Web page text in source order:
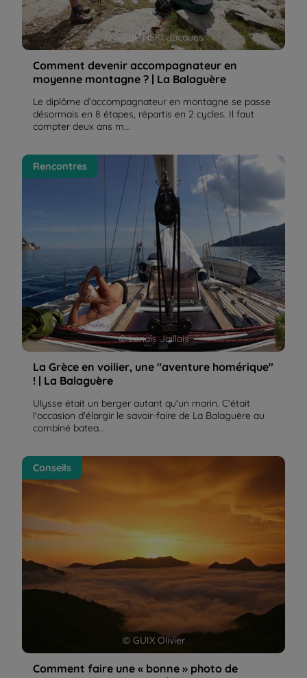
© SIERPINSKI Jacques
Comment devenir accompagnateur en
moyenne montagne ? | La Balaguère
Le diplôme d’accompagnateur en montagne se passe
désormais en 8 étapes, répartis en 2 cycles. Il faut
compter deux ans m...
La Grèce en voilier, une "aventure homérique" ! | La
Balaguère
© Lonaïs Jaillais
Rencontres
La Grèce en voilier, une "aventure homérique"
! | La Balaguère
Ulysse était un berger autant qu'un marin. C'était
l'occasion d'élargir le savoir-faire de La Balaguère au
combiné batea...
Comment faire une « bonne » photo de paysage –
Nos 3 conseils | La Balaguère
© GUIX Olivier
Conseils
Comment faire une « bonne » photo de